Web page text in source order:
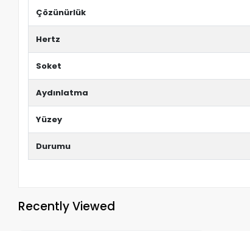
Çözünürlük
Hertz
Soket
Aydınlatma
Yüzey
Durumu
Recently Viewed